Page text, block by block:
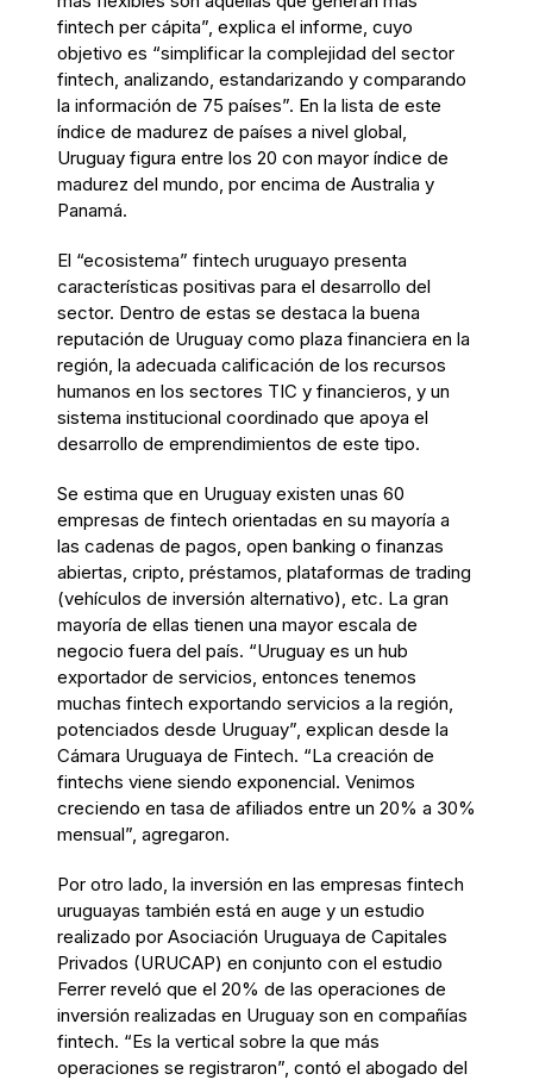
fintech per cápita”, explica el informe, cuyo
objetivo es “simplificar la complejidad del sector
fintech, analizando, estandarizando y comparando
la información de 75 países”. En la lista de este
índice de madurez de países a nivel global,
Uruguay figura entre los 20 con mayor índice de
madurez del mundo, por encima de Australia y
Panamá.
El “ecosistema” fintech uruguayo presenta
características positivas para el desarrollo del
sector. Dentro de estas se destaca la buena
reputación de Uruguay como plaza financiera en la
región, la adecuada calificación de los recursos
humanos en los sectores TIC y financieros, y un
sistema institucional coordinado que apoya el
desarrollo de emprendimientos de este tipo.
Se estima que en Uruguay existen unas 60
empresas de fintech orientadas en su mayoría a
las cadenas de pagos, open banking o finanzas
abiertas, cripto, préstamos, plataformas de trading
(vehículos de inversión alternativo), etc. La gran
mayoría de ellas tienen una mayor escala de
negocio fuera del país. “Uruguay es un hub
exportador de servicios, entonces tenemos
muchas fintech exportando servicios a la región,
potenciados desde Uruguay”, explican desde la
Cámara Uruguaya de Fintech. “La creación de
fintechs viene siendo exponencial. Venimos
creciendo en tasa de afiliados entre un 20% a 30%
mensual”, agregaron.
Por otro lado, la inversión en las empresas fintech
uruguayas también está en auge y un estudio
realizado por Asociación Uruguaya de Capitales
Privados (URUCAP) en conjunto con el estudio
Ferrer reveló que el 20% de las operaciones de
inversión realizadas en Uruguay son en compañías
fintech. “Es la vertical sobre la que más
operaciones se registraron”, contó el abogado del